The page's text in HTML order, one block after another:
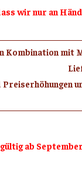
wir nur an
Kombination
ab